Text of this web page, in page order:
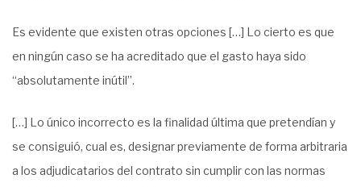
Es evidente que existen otras opciones […] Lo cierto es que
en ningún caso se ha acreditado que el gasto haya sido
“absolutamente inútil”.
[…] Lo único incorrecto es la finalidad última que pretendían y
se consiguió, cual es, designar previamente de forma arbitraria
a los adjudicatarios del contrato sin cumplir con las normas